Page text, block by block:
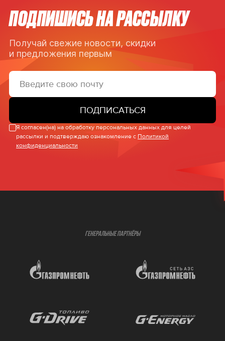
ПОДПИШИСЬ НА РАССЫЛКУ
Получай свежие новости, скидки
и предложения первым
ПОДПИСАТЬСЯ
Я согласен(на) на обработку персональных данных для целей
рассылки и подтверждаю ознакомление с Политикой
конфиденциальности
ГЕНЕРАЛЬНЫЕ ПАРТНЁРЫ